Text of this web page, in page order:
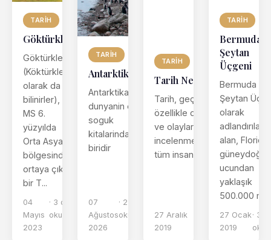
TARIH
Göktürkler
Göktürkler
(Köktürkler
olarak da
bilinirler),
MS 6.
yüzyılda
Orta Asya
bölgesinde
ortaya çıkan
bir T...
04
Mayıs
2023
· 3 dk
okuma
TARIH
Antarktika
Antarktika
dunyanin en
soguk
kitalarindan
biridir
07
Ağustos
2026
· 2 dk
okuma
TARIH
Tarih Nedir?
Tarih, geçmişin,
özellikle de insanlar
ve olaylarının
incelenmesidir. Tarih,
tüm insan toplumla...
27 Aralık
2019
okuma
TARIH
Bermuda
Şeytan
Üçgeni
Bermuda
Şeytan
olarak
adlandırılan
alan,
güneydoğu
ucundan
yaklaşık
500.000 mil
27 Ocak
2019
· 3